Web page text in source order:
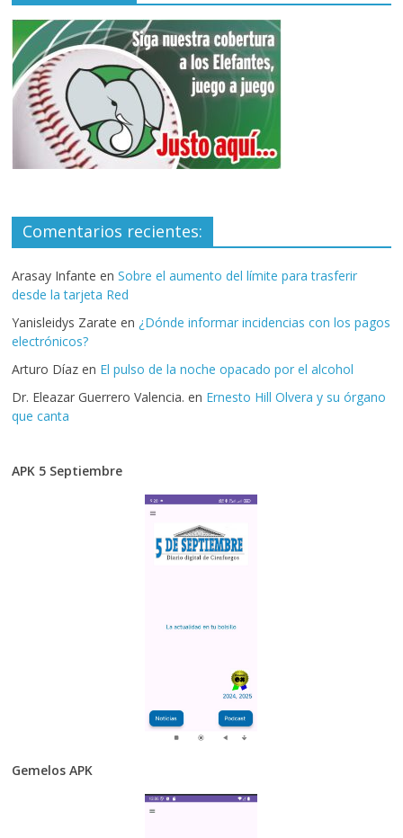
Comentarios recientes:
Arasay Infante enSobre el aumento del límite para trasferir
desde la tarjeta Red
Yanisleidys Zarate en ¿Dónde informar incidencias con los pagos
electrónicos?
Arturo Díaz en El pulso de la noche opacado por el alcohol
Dr. Eleazar Guerrero Valencia. en Ernesto Hill Olvera y su órgano
que canta
APK 5 Septiembre
Gemelos APK